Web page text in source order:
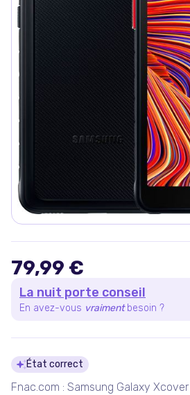
79,99 €
La nuit porte conseil
En avez-vous vraiment besoin ?
Détails du
État correct
Fnac.com : Samsung Galaxy